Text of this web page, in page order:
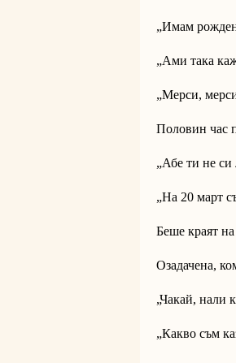
„Имам
„Ами така
„Мерси,
Половин час
„Абе ти не си
„На 20 март
Беше краят
Озадачена,
„Чакай, нали
„Какво съм